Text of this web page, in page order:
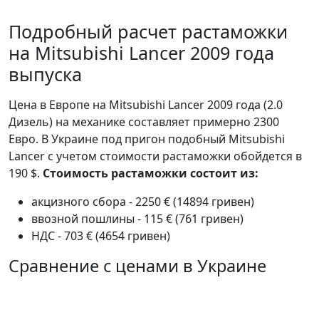
Подробный расчет растаможки
на Mitsubishi Lancer 2009 года
выпуска
Цена в Европе на Mitsubishi Lancer 2009 года (2.0
Дизель) на механике составляет примерно 2300
Евро. В Украине под пригон подобный Mitsubishi
Lancer с учетом стоимости растаможки обойдется в
190 $. Стоимость растаможки состоит из:
акцизного сбора - 2250 € (14894 гривен)
ввозной пошлины - 115 € (761 гривен)
НДС - 703 € (4654 гривен)
Сравнение с ценами в Украине